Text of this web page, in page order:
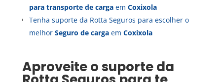
para transporte de cargaem Coxixola
Tenha suporte da Rotta Seguros para escolher o
melhor Seguro de cargaem Coxixola
Aproveite o suporte da